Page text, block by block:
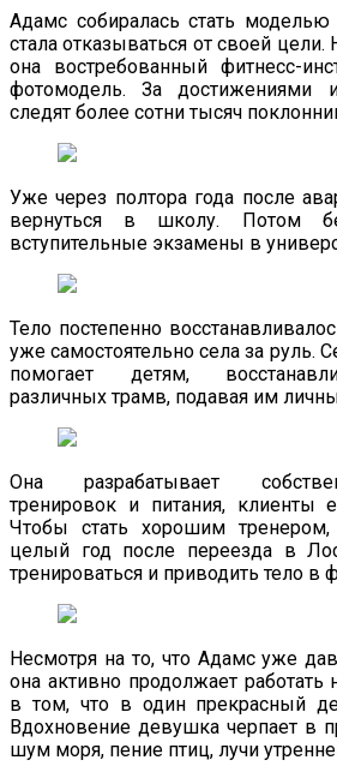
Адамс собиралась стать
стала отказываться от своей
она востребованный фитнесс-
фотомодель. За
следят более сотни тысяч
Уже через полтора года после
вернуться в школу. Потом
вступительные экзамены в
Тело постепенно
уже самостоятельно села за руль.
помогает детям,
различных трамв, подавая им
Она разрабатывает
тренировок и питания, клиенты
Чтобы стать хорошим
целый год после переезда в
тренироваться и приводить тело в
Несмотря на то, что Адамс уже
она активно продолжает работать
в том, что в один прекрасный
Вдохновение девушка черпает в
шум моря, пение птиц, лучи